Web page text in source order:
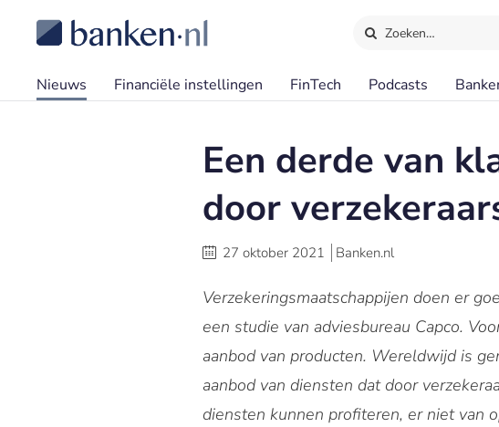
Zoeken…
Nieuws Financiële instellingen FinTech Podcasts
Een derde van
door
27 oktober 2021 Banken.nl
Verzekeringsmaatschappijen doen er
een studie van adviesbureau Capco.
aanbod van producten. Wereldwijd is
aanbod van diensten dat door
diensten kunnen profiteren, er niet van